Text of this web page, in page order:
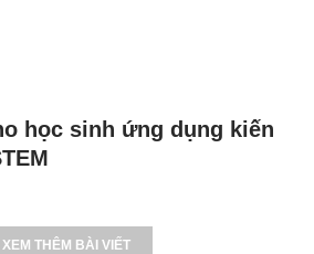
học sinh ứng dụng kiến
XEM THÊM BÀI VIẾT